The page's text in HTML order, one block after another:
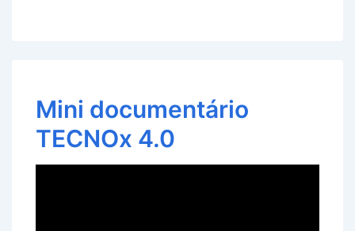
Mini documentário
TECNOx 4.0